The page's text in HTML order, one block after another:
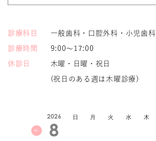
診療科目 一般歯科・口腔外科・小児歯科
診療時間 9:00～17:00
休診日 木曜・日曜・祝日
(祝日のある週は木曜診療)
2026
8
日 月 火 水 木